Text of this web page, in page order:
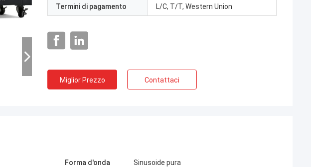
Termini di pagamento L/C, T/T, Western Union
Miglior Prezzo Contattaci
Forma d'onda Sinusoide pura